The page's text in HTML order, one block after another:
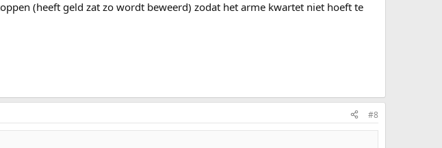
(heeft geld zat zo wordt beweerd) zodat het arme kwartet niet hoeft te
#8